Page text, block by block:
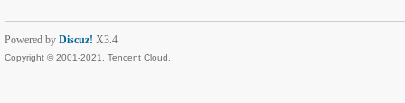
Powered by Discuz! X3.4
Copyright © 2001-2021, Tencent Cloud.